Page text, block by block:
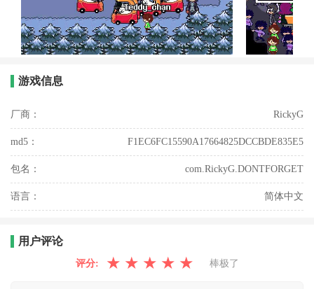
游戏信息
厂商： RickyG
md5： F1EC6FC15590A17664825DCCBDE835E5
包名： com.RickyG.DONTFORGET
语言： 简体中文
用户评论
评分: ★ ★ ★ ★ ★ 棒极了